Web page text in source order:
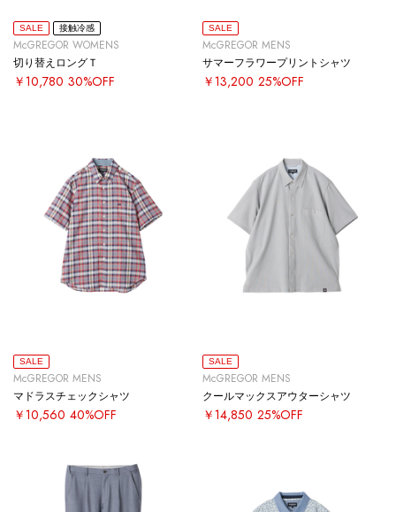
SALE 接触冷感
McGREGOR WOMENS
切り替えロングＴ
￥10,780 30%OFF
SALE
McGREGOR MENS
サマーフラワープリントシャツ
￥13,200 25%OFF
SALE
McGREGOR MENS
マドラスチェックシャツ
￥10,560 40%OFF
SALE
McGREGOR MENS
クールマックスアウターシャツ
￥14,850 25%OFF